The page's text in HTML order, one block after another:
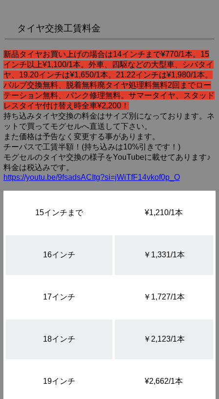
タイヤ交換工賃料金
新品タイヤお買い上げの場合は14インチまで¥770/1本。15
インチ以上¥1,100/1本。外車、四駆などの大型車、シバタイ
ヤ、19.20インチは¥1,650/1本。21.22インチは¥1,980/1本。
バルブ交換無料、脱着無料廃タイヤ処理料無料2回までロー
テーション無料、パンク修理無料。サマータイヤ、スタッド
レスタイヤ付け替え時全車¥2,200！
持ち込みタイヤ交換の料金はサイズ別になっております。ネ
ットで買ってモグセルへ直送して下さい。
また価格は予告なく変更する事があります。
チーパスで工賃半額！(持ち込みは10%引きです！)
モグセルのタイヤ交換の様子をYouTubeに載せてあります♪
料金は税込みです。
https://youtu.be/9fsadsACItg?si=jWiTfF14vkof0p_O
15インチまで ¥1,210/1本
16インチ ￥1,331/1本
17インチ ￥1,727/1本
18インチ ￥2,123/1本
19インチ ¥2,662/1本